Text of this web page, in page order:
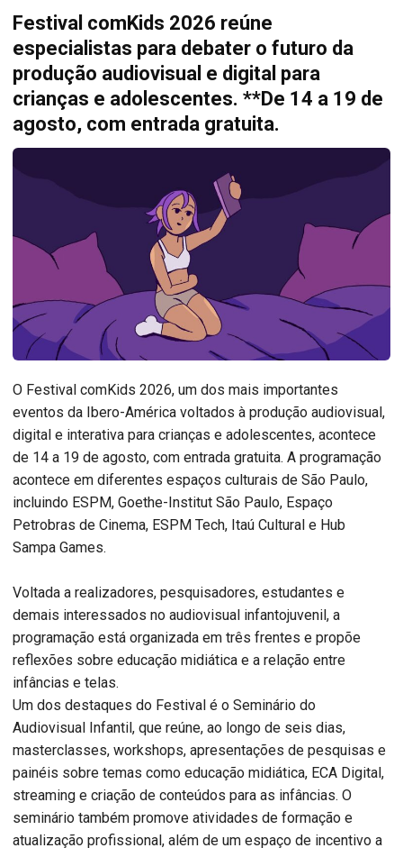
Festival comKids 2026 reúne
especialistas para debater o futuro da
produção audiovisual e digital para
crianças e adolescentes. **De 14 a 19 de
agosto, com entrada gratuita.
O Festival comKids 2026, um dos mais importantes
eventos da Ibero-América voltados à produção audiovisual,
digital e interativa para crianças e adolescentes, acontece
de 14 a 19 de agosto, com entrada gratuita. A programação
acontece em diferentes espaços culturais de São Paulo,
incluindo ESPM, Goethe-Institut São Paulo, Espaço
Petrobras de Cinema, ESPM Tech, Itaú Cultural e Hub
Sampa Games.
Voltada a realizadores, pesquisadores, estudantes e
demais interessados no audiovisual infantojuvenil, a
programação está organizada em três frentes e propõe
reflexões sobre educação midiática e a relação entre
infâncias e telas.
Um dos destaques do Festival é o Seminário do
Audiovisual Infantil, que reúne, ao longo de seis dias,
masterclasses, workshops, apresentações de pesquisas e
painéis sobre temas como educação midiática, ECA Digital,
streaming e criação de conteúdos para as infâncias. O
seminário também promove atividades de formação e
atualização profissional, além de um espaço de incentivo a